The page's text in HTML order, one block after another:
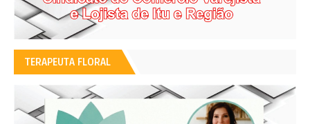
TERAPEUTA FLORAL